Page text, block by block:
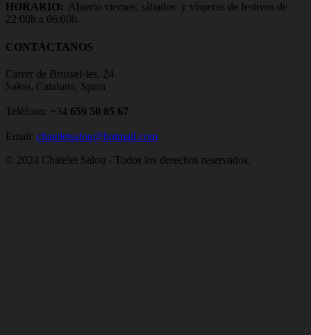
HORARIO: Abierto viernes, sábados y vísperas de festivos de
22:00h a 06:00h.
CONTÁCTANOS
Carrer de Brussel·les, 24
Salou, Cataluna, Spain
Teléfono: +34 659 50 85 67
Email: chateletsalou@hotmail.com
© 2024 Chatelet Salou - Todos los derechos reservados.